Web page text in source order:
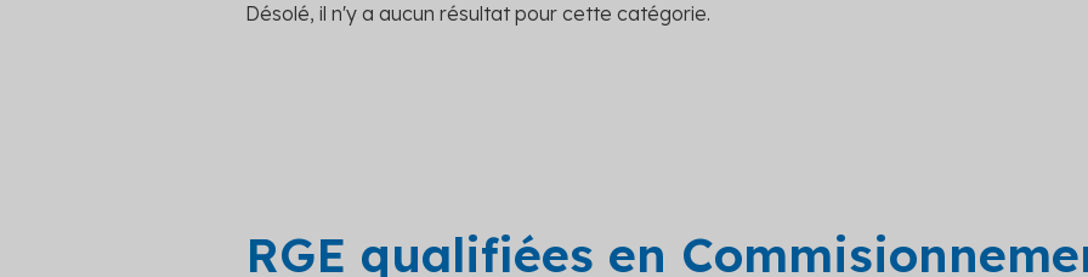
Désolé, il n'y a aucun résultat pour cette catégorie.
RGE qualifiées en